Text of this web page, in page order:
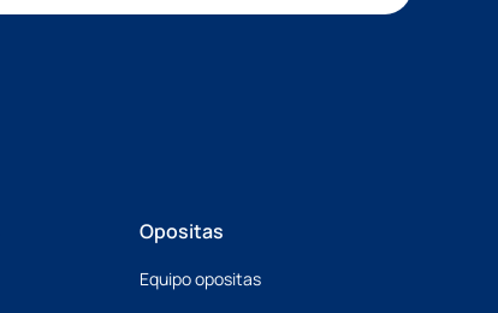
Opositas
Equipo opositas